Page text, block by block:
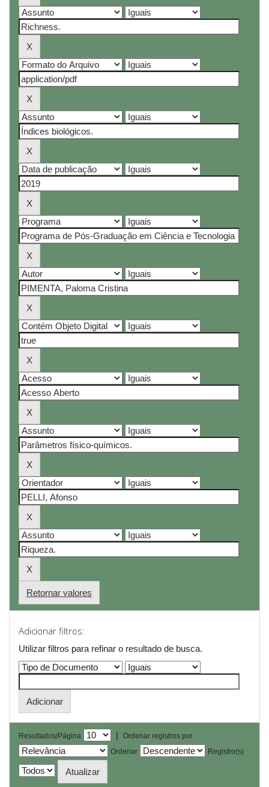
Retornar valores
Adicionar filtros:
Utilizar filtros para refinar o resultado de busca.
Resultados/Página |
Ordenar registros por
Ordenar
Registro(s)